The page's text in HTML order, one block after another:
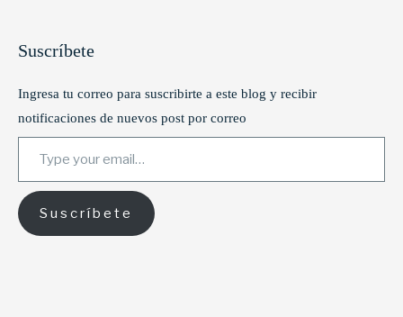
Suscríbete
Ingresa tu correo para suscribirte a este blog y recibir
notificaciones de nuevos post por correo
Type your email…
Suscríbete